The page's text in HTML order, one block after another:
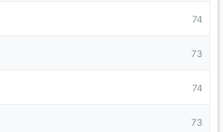
74
73
74
73